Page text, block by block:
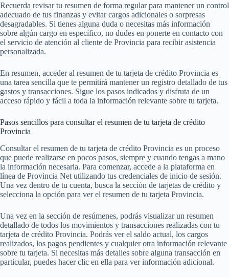
Recuerda revisar tu resumen de forma regular para mantener un control
adecuado de tus finanzas y evitar cargos adicionales o sorpresas
desagradables. Si tienes alguna duda o necesitas más información
sobre algún cargo en específico, no dudes en ponerte en contacto con
el servicio de atención al cliente de Provincia para recibir asistencia
personalizada.
En resumen, acceder al resumen de tu tarjeta de crédito Provincia es
una tarea sencilla que te permitirá mantener un registro detallado de tus
gastos y transacciones. Sigue los pasos indicados y disfruta de un
acceso rápido y fácil a toda la información relevante sobre tu tarjeta.
Pasos sencillos para consultar el resumen de tu tarjeta de crédito
Provincia
Consultar el resumen de tu tarjeta de crédito Provincia es un proceso
que puede realizarse en pocos pasos, siempre y cuando tengas a mano
la información necesaria. Para comenzar, accede a la plataforma en
línea de Provincia Net utilizando tus credenciales de inicio de sesión.
Una vez dentro de tu cuenta, busca la sección de tarjetas de crédito y
selecciona la opción para ver el resumen de tu tarjeta Provincia.
Una vez en la sección de resúmenes, podrás visualizar un resumen
detallado de todos los movimientos y transacciones realizadas con tu
tarjeta de crédito Provincia. Podrás ver el saldo actual, los cargos
realizados, los pagos pendientes y cualquier otra información relevante
sobre tu tarjeta. Si necesitas más detalles sobre alguna transacción en
particular, puedes hacer clic en ella para ver información adicional.